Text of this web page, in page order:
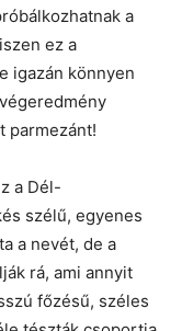
a
ez a
igazán könnyen
parmezánt!
a Dél-
szélű, egyenes
a nevét, de a
rá, ami annyit
főzésű, széles